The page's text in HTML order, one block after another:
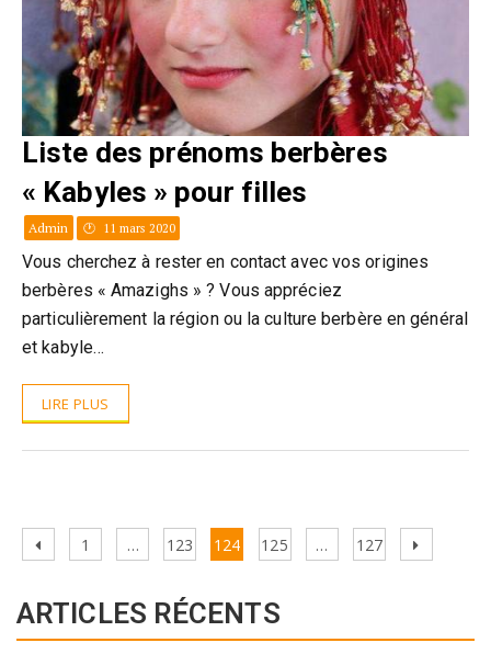
Liste des prénoms berbères
« Kabyles » pour filles
Admin 11 mars 2020
Vous cherchez à rester en contact avec vos origines
berbères « Amazighs » ? Vous appréciez
particulièrement la région ou la culture berbère en général
et kabyle…
LIRE PLUS
Pagination
publications
PreviousPage
1 … Page
123 Page
124 Page
125 … Page
127
Next
ARTICLES RÉCENTS